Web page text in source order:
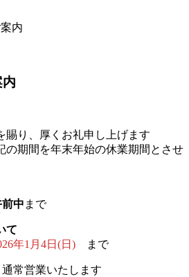
内
賜り、厚くお礼申し上げます
の期間を年末年始の休業期間とさせ
中 まで
て
年1月4日(日)
まで
常営業いたします